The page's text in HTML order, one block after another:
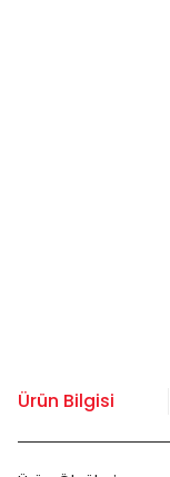
Ürün Bilgisi